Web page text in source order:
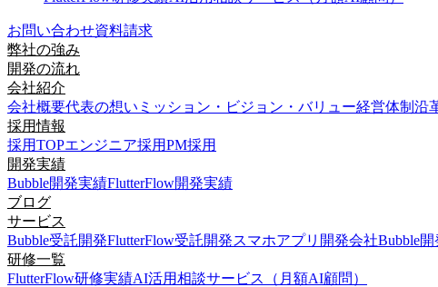
お問い合わせ資料請求
弊社の強み
開発の流れ
会社紹介
会社概要代表の想い ミッション・ビジョン・バリュー経営体制 沿
採用情報
採用TOPエンジニア採用PM採用
開発実績
Bubble開発実績FlutterFlow開発実績
ブログ
サービス
Bubble受託開発FlutterFlow受託開発スマホアプリ開発会社Bubble
研修一覧
FlutterFlow研修実績AI活用相談サービス（月額AI顧問）